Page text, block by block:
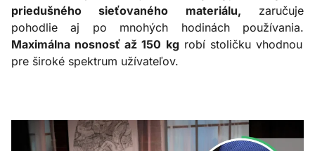
priedušného sieťovaného materiálu, zaručuje
pohodlie aj po mnohých hodinách používania.
Maximálna nosnosť až 150 kgrobí stoličku vhodnou
pre široké spektrum užívateľov.